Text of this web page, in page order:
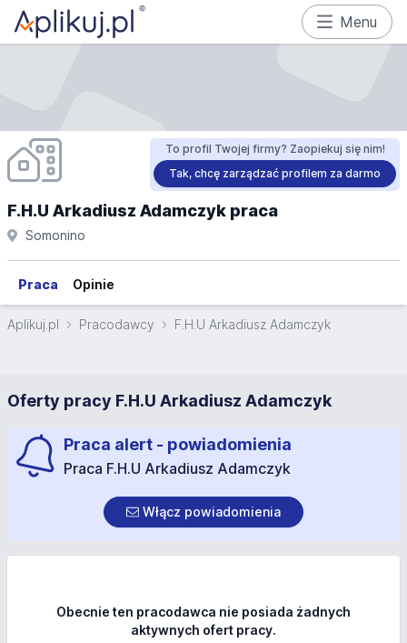
Menu
To profil Twojej firmy? Zaopiekuj się nim!
Tak, chcę zarządzać profilem za darmo
F.H.U Arkadiusz Adamczyk praca
Somonino
Praca Opinie
Aplikuj.pl Pracodawcy F.H.U Arkadiusz Adamczyk
Oferty pracy F.H.U Arkadiusz Adamczyk
Praca alert - powiadomienia
Praca F.H.U Arkadiusz Adamczyk
Włącz powiadomienia
Obecnie ten pracodawca nie posiada żadnych
aktywnych ofert pracy.